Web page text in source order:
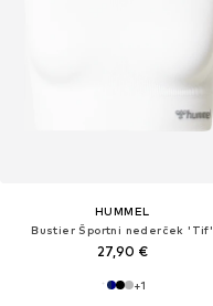
HUMMEL
Bustier Športni nederček 'Tif'
27,90 €
+1